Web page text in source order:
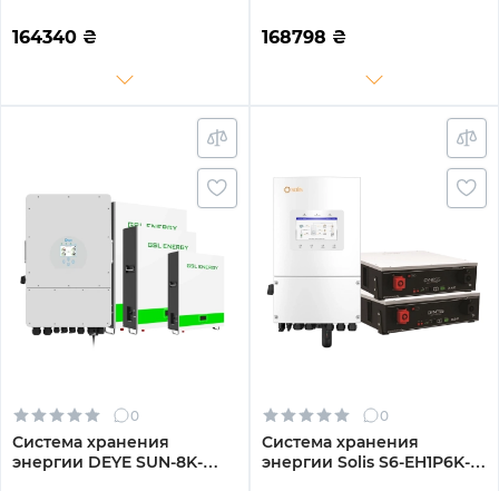
8kW 14.4kWh 3BAT
LiFePO4 6500 циклов
164340 ₴
8kW 15.36kWh 3BAT
LiFePO4 6500 циклов
168798 ₴
0
Система хранения
энергии DEYE SUN-8K-
0
Система хранения
энергии Solis S6-EH1P6K-L-